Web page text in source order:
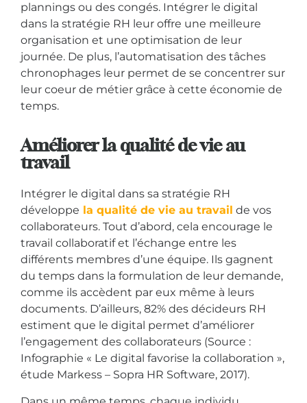
plannings ou des congés. Intégrer le digital
dans la stratégie RH leur offre une meilleure
organisation et une optimisation de leur
journée. De plus, l’automatisation des tâches
chronophages leur permet de se concentrer sur
leur coeur de métier grâce à cette économie de
temps.
Améliorer la qualité de vie au
travail
Intégrer le digital dans sa stratégie RH
développe la qualité de vie au travail de vos
collaborateurs. Tout d’abord, cela encourage le
travail collaboratif et l’échange entre les
différents membres d’une équipe. Ils gagnent
du temps dans la formulation de leur demande,
comme ils accèdent par eux même à leurs
documents. D’ailleurs, 82% des décideurs RH
estiment que le digital permet d’améliorer
l’engagement des collaborateurs (Source :
Infographie « Le digital favorise la collaboration »,
étude Markess – Sopra HR Software, 2017).